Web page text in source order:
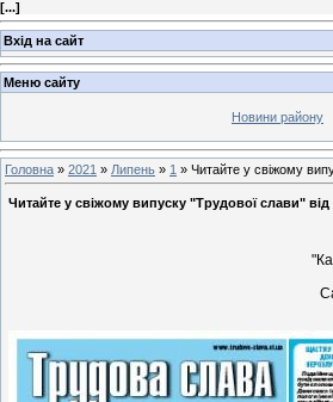
[...]
Вхід на сайт
Меню сайту
Новини району
Головна » 2021 » Липень » 1 » Читайте у свіжому
Читайте у свіжому випуску "Трудової слави"